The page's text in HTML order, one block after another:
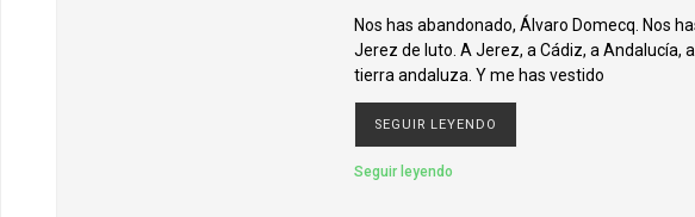
Nos has abandonado, Álvaro Domecq. Nos
Jerez de luto. A Jerez, a Cádiz, a Andalucía,
tierra andaluza. Y me has vestido
SEGUIR LEYENDO
Seguir leyendo